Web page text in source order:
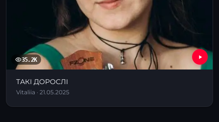
35.2K
ТАКІ ДОРОСЛІ
Vitaliia · 21.05.2025